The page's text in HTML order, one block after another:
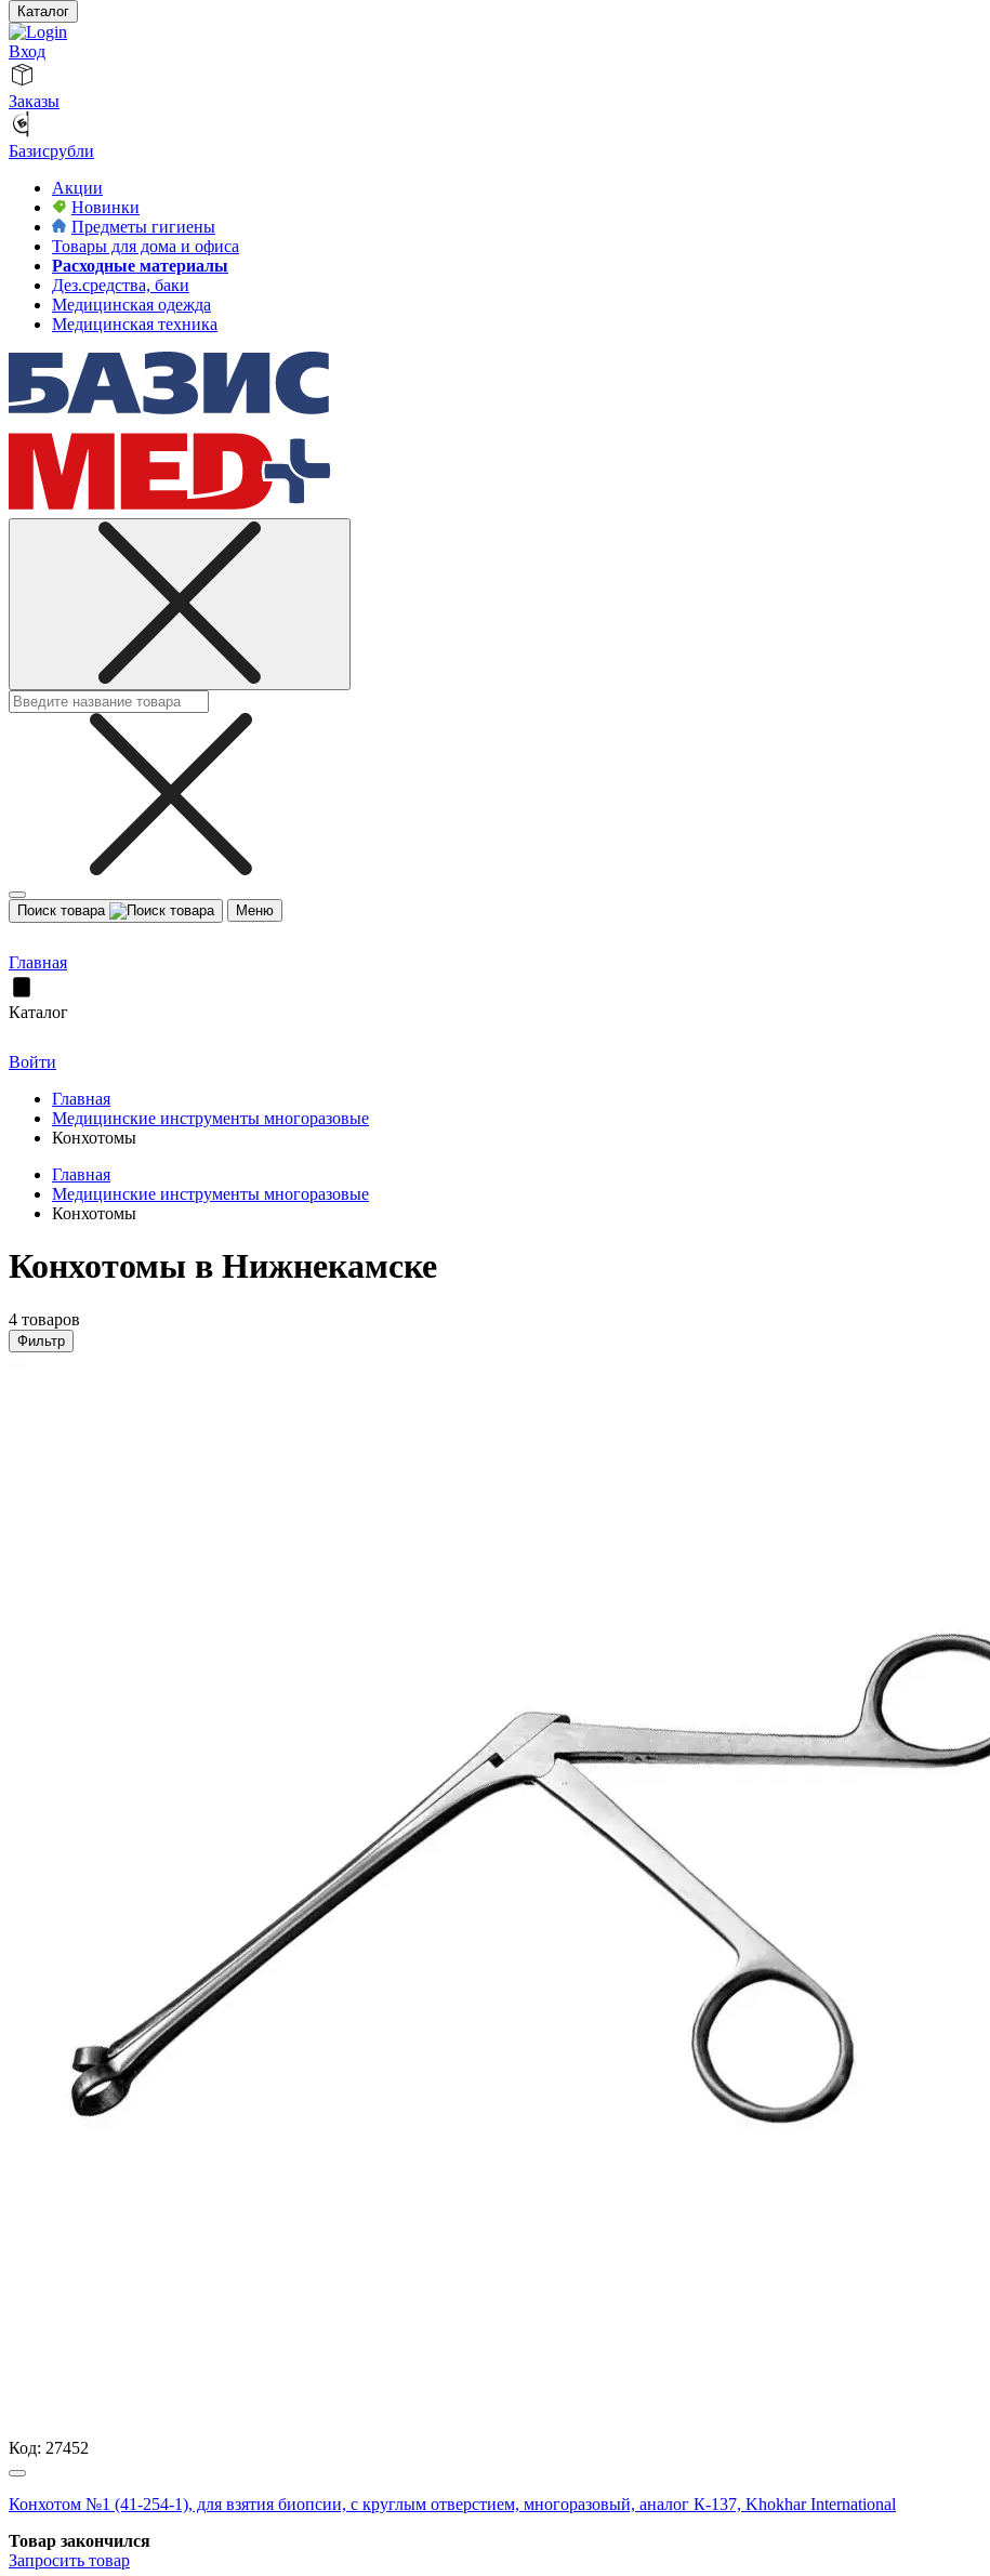
Каталог
Вход
Заказы
Базисрубли
Акции
Новинки
Предметы гигиены
Товары для дома и офиса
Расходные материалы
Дез.средства, баки
Медицинская одежда
Медицинская техника
Поиск товара Меню
Главная
Каталог
Войти
Главная
Медицинские инструменты многоразовые
Конхотомы
Главная
Медицинские инструменты многоразовые
Конхотомы
Конхотомы в Нижнекамске
4 товаров
Фильтр
Код: 27452
Конхотом №1 (41-254-1), для взятия биопсии, с круглым отверстием, многоразовый, аналог К-137, Khokhar International
Товар закончился
Запросить товар